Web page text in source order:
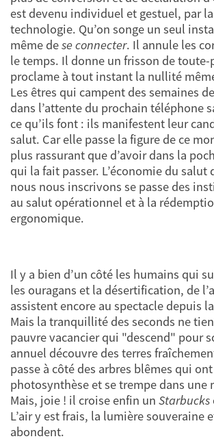
est devenu individuel et gestuel, par
technologie. Qu’on songe un seul
même dese connecter. Il annule les
le temps. Il donne un frisson de toute-
proclame à tout instant la nullité
Les êtres qui campent des semaines
dans l’attente du prochain téléphone
ce qu’ils font : ils manifestent leur
salut. Car elle passe la figure de ce
plus rassurant que d’avoir dans la
qui la fait passer. L’économie du salut
nous nous inscrivons se passe des
au salut opérationnel et à la
ergonomique.
Il y a bien d’un côté les humains qui
les ouragans et la désertification, de
assistent encore au spectacle depuis
Mais la tranquillité des seconds ne
pauvre vacancier qui "descend" pour
annuel découvre des terres
passe à côté des arbres blêmes qui
photosynthèse et se trempe dans une
Mais, joie ! il croise enfin un Starbucks
L’air y est frais, la lumière souveraine
abondent.